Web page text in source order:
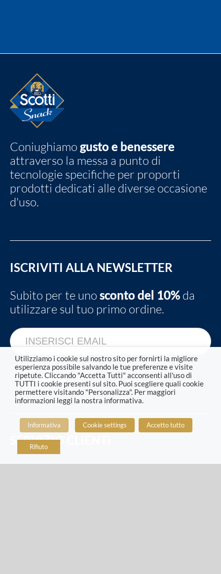
Coniughiamo gusto e benessere
attraverso la messa a punto di
tecnologie specifiche per proporti
prodotti dedicati alle diverse occasione
d'uso.
ISCRIVITI ALLA NEWSLETTER
Subito per te uno sconto del 10% da
utilizzare sul tuo primo ordine.
SERVIZIO CLIENTI
servizioclienti@risoscottisnack.it
Utilizziamo i cookie sul nostro sito per fornirti la migliore
esperienza possibile salvando le tue preferenze e visite
ripetute. Cliccando "Accetta Tutti" acconsenti all'uso di
TUTTI i cookie presenti sul sito. Puoi scegliere quali cookie
permettere visitando "Personalizza". Per maggiori
informazioni leggi la nostra informativa.
Informativa Cookie settings Accetto tutto
Rifiuto